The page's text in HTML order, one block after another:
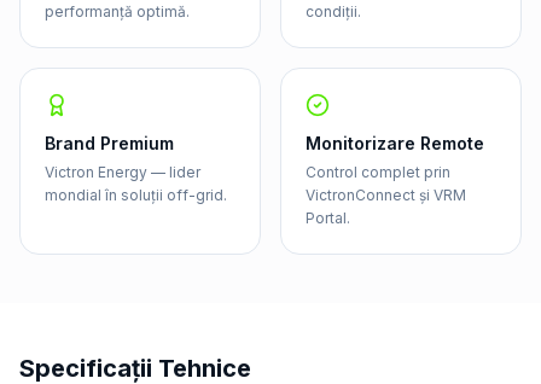
performanță optimă.
condiții.
Brand Premium
Victron Energy — lider
mondial în soluții off-grid.
Monitorizare Remote
Control complet prin
VictronConnect și VRM
Portal.
Specificații Tehnice